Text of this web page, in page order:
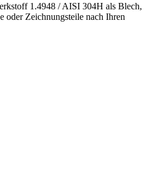
1.4948 / AISI 304H als Blech,
oder Zeichnungsteile nach Ihren